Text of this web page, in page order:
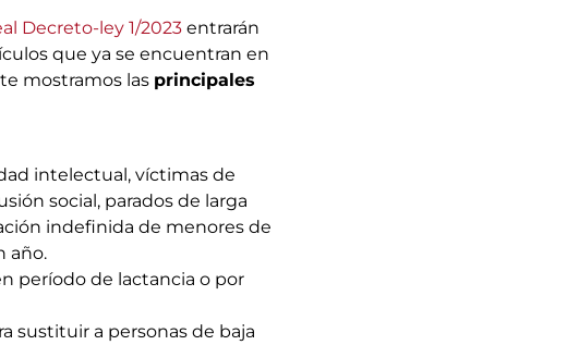
Decreto-ley 1/2023 entrarán
que ya se encuentran en
mostramos las principales
intelectual, víctimas de
social, parados de larga
indefinida de menores de
año.
período de lactancia o por
sustituir a personas de baja